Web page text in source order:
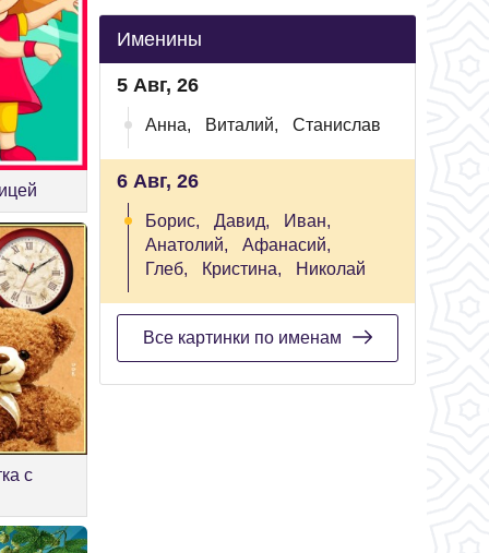
с
Именины
5 Авг, 26
Анна, Виталий, Станислав
6 Авг, 26
Борис, Давид,
Иван,
Анатолий,
Афанасий,
Глеб,
Кристина, Николай
Все картинки по именам